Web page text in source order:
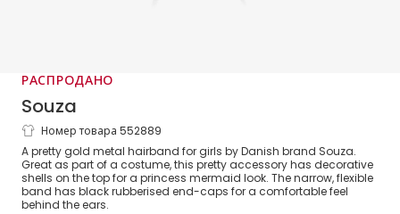
РАСПРОДАНО
Souza
Золотистый ободок с ракушками для
девочек
Номер товара 552889
A pretty gold metal hairband for girls by Danish brand Souza.
Great as part of a costume, this pretty accessory has decorative
shells on the top for a princess mermaid look. The narrow, flexible
band has black rubberised end-caps for a comfortable feel
behind the ears.